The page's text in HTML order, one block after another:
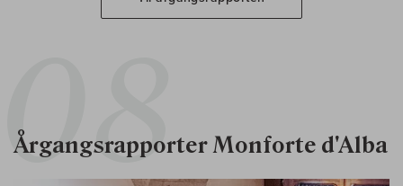
Årgangsrapporter Monforte d'Alba